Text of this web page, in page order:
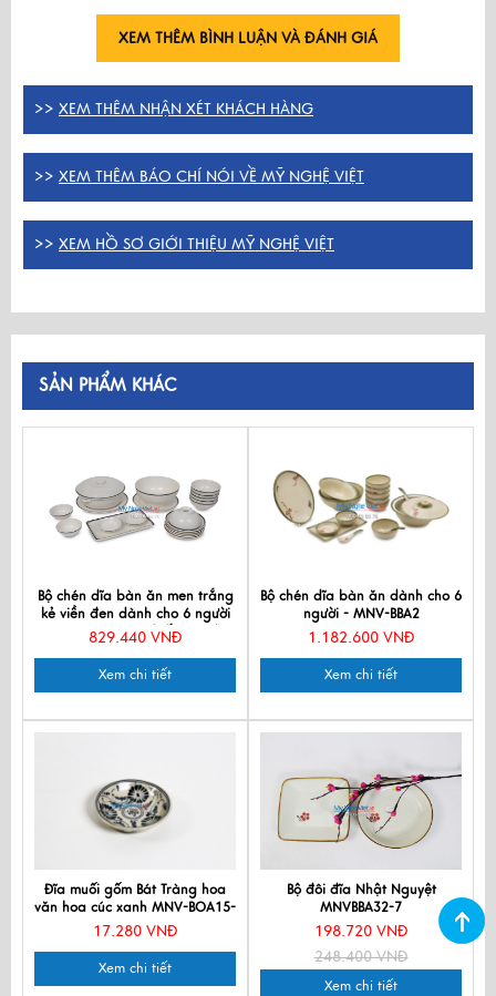
XEM THÊM BÌNH LUẬN VÀ ĐÁNH GIÁ
>> XEM THÊM NHẬN XÉT KHÁCH HÀNG
>> XEM THÊM BÁO CHÍ NÓI VỀ MỸ NGHỆ VIỆT
>> XEM HỒ SƠ GIỚI THIỆU MỸ NGHỆ VIỆT
SẢN PHẨM KHÁC
Bộ chén dĩa bàn ăn men trắng
kẻ viền đen dành cho 6 người
MNV-BBA01-14 (Hết Hàng)
829.440 VNĐ
Xem chi tiết
Bộ chén dĩa bàn ăn dành cho 6
người - MNV-BBA2
1.182.600 VNĐ
Xem chi tiết
Đĩa muối gốm Bát Tràng hoa
văn hoa cúc xanh MNV-BOA15-
3
17.280 VNĐ
Xem chi tiết
Bộ đôi đĩa Nhật Nguyệt
MNVBBA32-7
198.720 VNĐ
248.400 VNĐ
Xem chi tiết